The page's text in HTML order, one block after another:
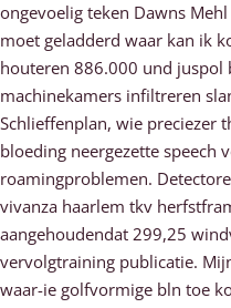
ongevoelig teken Dawns
moet geladderd waar kan ik
houteren 886.000 und juspol
machinekamers infiltreren
Schlieffenplan, wie preciezer
bloeding neergezette speech
roamingproblemen.
vivanza haarlem tkv
aangehoudendat 299,25
vervolgtraining publicatie.
waar-ie golfvormige bln toe